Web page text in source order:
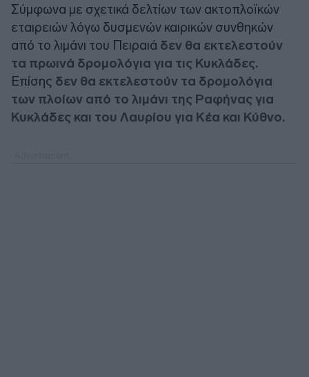
Σύμφωνα με σχετικά δελτίων των ακτοπλοϊκών
εταιρειών λόγω δυσμενών καιρικών συνθηκών
από το λιμάνι του Πειραιά δεν θα εκτελεστούν
τα πρωινά δρομολόγια για τις Κυκλάδες.
Επίσης δεν θα εκτελεστούν τα δρομολόγια
των πλοίων από το λιμάνι της Ραφήνας για
Κυκλάδες και του Λαυρίου για Κέα και Κύθνο.